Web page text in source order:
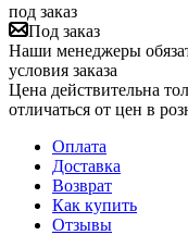
под заказ
Под заказ
Наши менеджеры
условия заказа
Цена действительна
отличаться от цен в
Оплата
Доставка
Возврат
Как купить
Отзывы